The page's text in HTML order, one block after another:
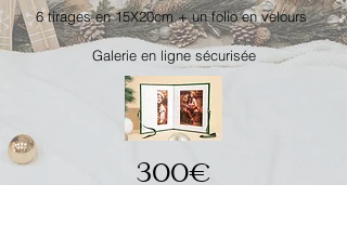
​6tirages en 15X20cm + un folio en velours
Galerie en ligne sécurisée
300€